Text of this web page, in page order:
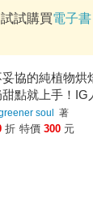
試購買電子
妥協的純植物烘
甜點就上手！IG
，40道絕美成
全素食譜公開
soul 著
折 特價 300 元